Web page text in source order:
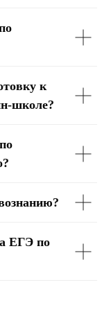
к
школе?
ЕГЭ по